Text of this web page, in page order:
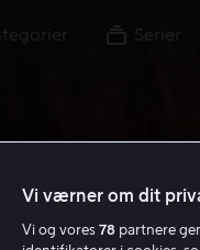
Serier
Vi værner om dit
Vi og vores 78 partnere